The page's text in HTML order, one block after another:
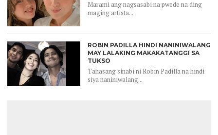
Marami ang nagsasabi na pwede na ding
maging artista...
ROBIN PADILLA HINDI NANINIWALANG
MAY LALAKING MAKAKATANGGI SA
TUKSO
Tahasang sinabi ni Robin Padilla na hindi
siya naniniwalang...